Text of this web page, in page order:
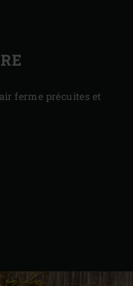
ferme précuites et